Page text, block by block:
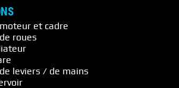
et cadre
roues
leviers / de mains